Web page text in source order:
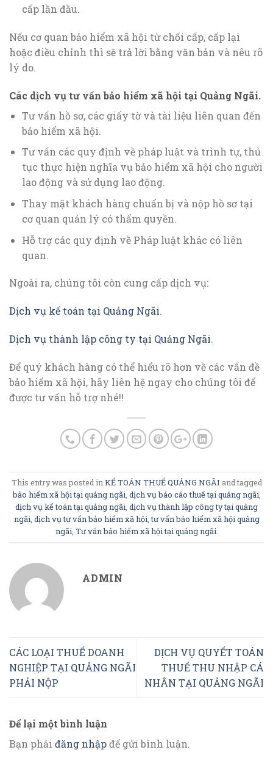
cấp lần đầu.
Nếu cơ quan bảo hiểm xã hội từ chối cấp, cấp lại
hoặc điều chỉnh thì sẽ trả lời bằng văn bản và nêu rõ
lý do.
Các dịch vụ tư vấn bảo hiểm xã hội tại Quảng Ngãi.
Tư vấn hồ sơ, các giấy tờ và tài liệu liên quan đến
bảo hiểm xã hội.
Tư vấn các quy định về pháp luật và trình tự, thủ
tục thực hiện nghĩa vụ bảo hiểm xã hội cho người
lao động và sử dụng lao động.
Thay mặt khách hàng chuẩn bị và nộp hồ sơ tại
cơ quan quản lý có thẩm quyền.
Hỗ trợ các quy định về Pháp luật khác có liên
quan.
Ngoài ra, chúng tôi còn cung cấp dịch vụ:
Dịch vụ kế toán tại Quảng Ngãi.
Dịch vụ thành lập công ty tại Quảng Ngãi.
Để quý khách hàng có thể hiểu rõ hơn về các vấn đề
bảo hiểm xã hội, hãy liên hệ ngay cho chúng tôi để
được tư vấn hỗ trợ nhé!!
This entry was posted in KẾ TOÁN THUẾ QUẢNG NGÃI and tagged
bảo hiểm xã hội tại quảng ngãi dịch vụ báo cáo thuế tại quảng ngãi
dịch vụ kế toán tại quảng ngãi dịch vụ thành lập công ty tại quảng
ngãi dịch vụ tư vấn bảo hiểm xã hội ,tư vấn bảo hiểm xã hội quảng
ngãi Tư vấn bảo hiểm xã hội tại quảng ngãi
ADMIN
CÁC LOẠI THUẾ DOANH
NGHIỆP TẠI QUẢNG NGÃI
PHẢI NỘP
DỊCH VỤ QUYẾT TOÁN
THUẾ THU NHẬP CÁ
NHÂN TẠI QUẢNG NGÃI
Để lại một bình luận
Bạn phải đăng nhậpđể gửi bình luận.